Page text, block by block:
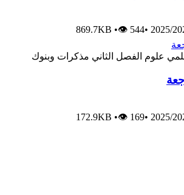
2025/
•
869.7KB •👁 544
علوم الفصل الثاني مذكرات وبنوك
2025/
•
172.9KB •👁 169